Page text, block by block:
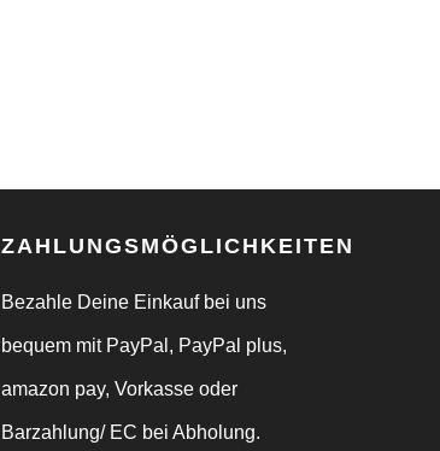
ZAHLUNGSMÖGLICHKEITEN
Bezahle Deine Einkauf bei uns
bequem mit PayPal, PayPal plus,
amazon pay, Vorkasse oder
Barzahlung/ EC bei Abholung.